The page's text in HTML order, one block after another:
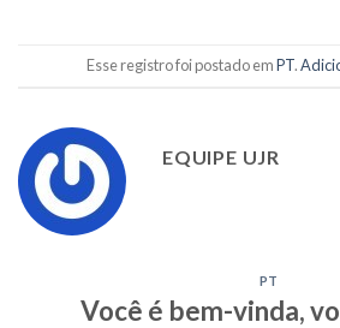
Esse registro foi postado emPT.
EQUIPE UJR
PT
Você é bem-vinda,